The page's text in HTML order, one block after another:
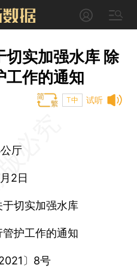
切实加强水库 除
工作的通知
试听
T中
厅
2日
切实加强水库
护工作的通知
〕8号